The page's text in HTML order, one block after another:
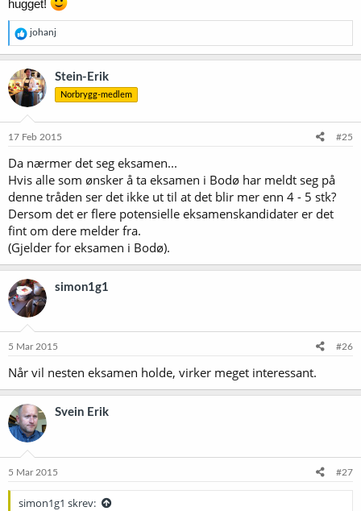
hugget!
R
e
a
k
s
o
e
:
johanj
Stein-Erik
Norbrygg-medlem
17 Feb 2015 #25
Da nærmer det seg eksamen...
Hvis alle som ønsker å ta eksamen i Bodø har meldt seg på
denne tråden ser det ikke ut til at det blir mer enn 4 - 5 stk?
Dersom det er flere potensielle eksamenskandidater er det
fint om dere melder fra.
(Gjelder for eksamen i Bodø).
simon1g1
5 Mar 2015 #26
Når vil nesten eksamen holde, virker meget interessant.
Svein Erik
5 Mar 2015 #27
simon1g1 skrev: